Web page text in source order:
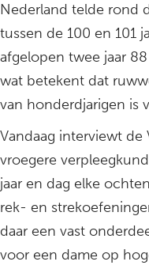
Nederland telde rond
tussen de 100 en 101
afgelopen twee jaar
wat betekent dat
van honderdjarigen is
Vandaag interviewt de
vroegere
jaar en dag elke
rek- en
daar een vast
voor een dame op